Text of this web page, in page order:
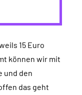
15 Euro
können wir mit
und den
das geht